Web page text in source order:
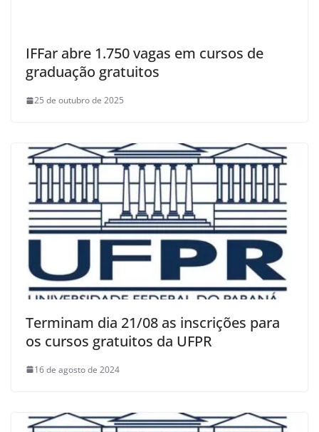
IFFar abre 1.750 vagas em cursos de
graduação gratuitos
25 de outubro de 2025
Terminam dia 21/08 as inscrições para
os cursos gratuitos da UFPR
16 de agosto de 2024